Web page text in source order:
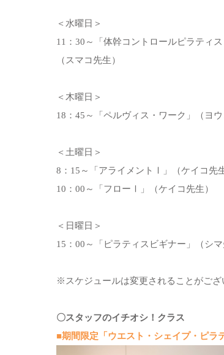
＜水曜日＞
11：30～「体幹コントロールピラティス
（スマコ先生）
＜木曜日＞
18：45～「ペルヴィス・ワーク」（ヨウ
＜土曜日＞
8：15～「アライメントⅠ」（ケイコ先生
10：00～「フローⅠ」（ケイコ先生）
＜日曜日＞
15：00～「ピラティスビギナー」（シマ
※スケジュールは変更されることがござ
〇スタッフのイチオシ！クラス
■期間限定「ウエスト・シェイプ・ピラ